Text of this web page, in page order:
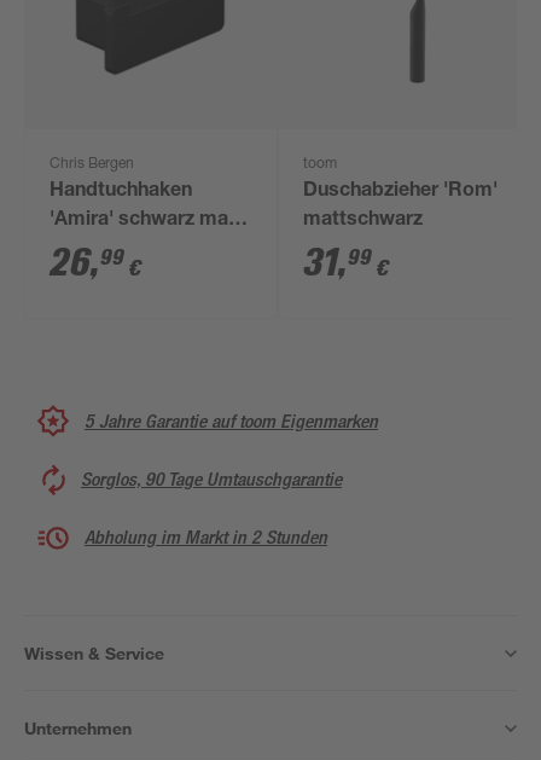
Chris Bergen
Handtuchhaken
'Amira' schwarz matt
doppelt 3,4 x 6,4 x
2,95 cm
26,99 €
toom
Duschabzieher 'Rom'
mattschwarz
31,99 €
5 Jahre Garantie auf toom Eigenmarken
Sorglos, 90 Tage Umtauschgarantie
Abholung im Markt in 2 Stunden
Wissen & Service
Unternehmen